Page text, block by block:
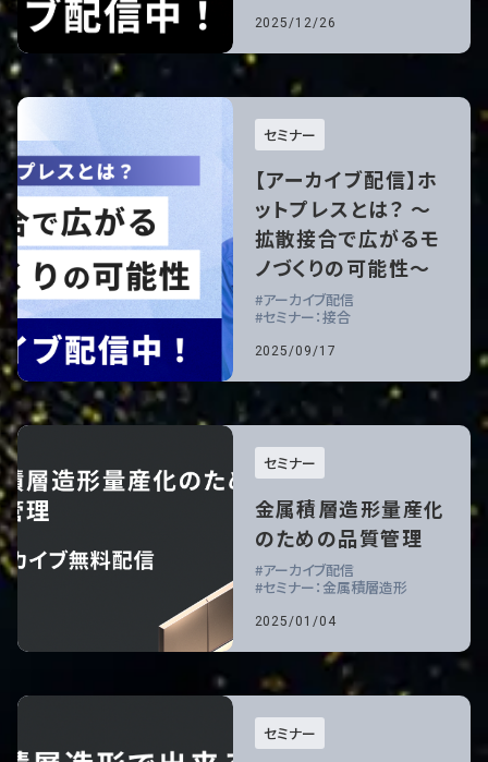
2025/12/26
セミナー
【アーカイブ配信】ホ
ットプレスとは？ ～
拡散接合で広がるモ
ノづくりの可能性～
アーカイブ配信
セミナー：接合
2025/09/17
セミナー
金属積層造形量産化
のための品質管理
アーカイブ配信
セミナー：金属積層造形
2025/01/04
セミナー